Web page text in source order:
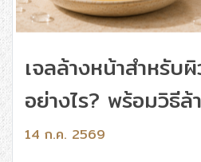
เจลล้างหน้าสำหรับ
อย่างไร? พร้อมวิธี
โยนในทุกวัน
14 ก.ค. 2569